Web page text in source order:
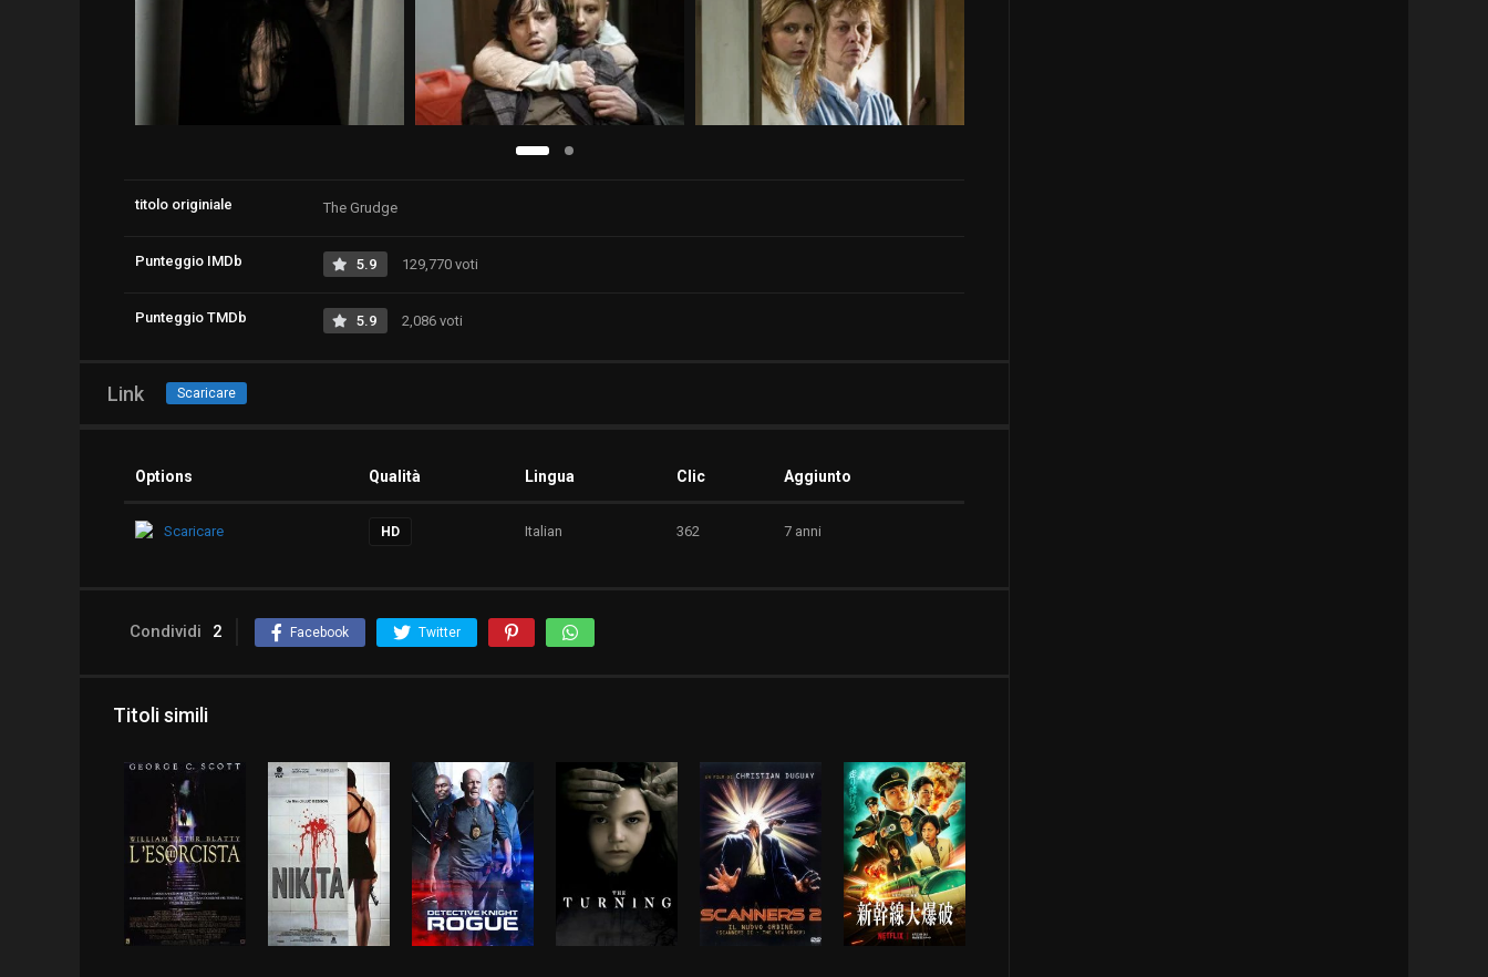
titolo originiale The Grudge
Punteggio IMDb 5.9 129,770 voti
Punteggio TMDb 5.9 2,086 voti
Link Scaricare
Options Qualità Lingua Clic Aggiunto
Scaricare HD Italian 362 7 anni
Condividi 2 Facebook Twitter
Titoli simili